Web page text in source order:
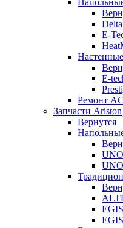
E-
E-
Ремонт
Запчасти Ariston
Вернутся